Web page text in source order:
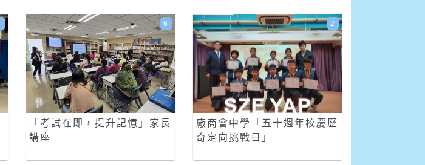
「考試在即，提升記憶」家長
講座
6
廠商會中學「五十週年校慶歷
奇定向挑戰日」
2